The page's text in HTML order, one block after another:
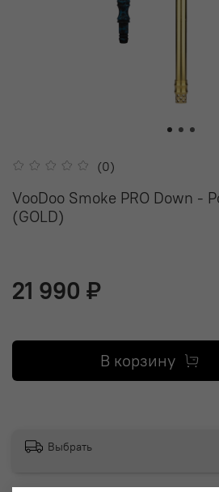
(0)
VooDoo Smoke PRO Down -
(GOLD)
21 990 ₽
В корзину
Выбрать